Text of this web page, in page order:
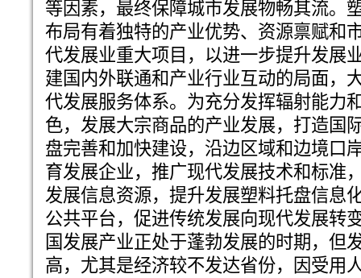
等因素，最终保障城市发展物畅其流。
布局有着独特的产业优势、资源禀赋和
代发展业重大项目，以进一步提升发展
建国内外联通和产业行业互动的局面，
代发展服务体系。为充分发挥辐射能力
色，发展大宗商品的产业发展，打造国
盘完善和加快建设，沿边区域和边境口
育发展企业，推广现代发展技术和标准
发展信息资源，提升发展塑料托盘信息
公共平台，促进传统发展向现代发展转
国发展产业正处于蓬勃发展的时期，但
高，尤其是经济较不发达省份，因受用